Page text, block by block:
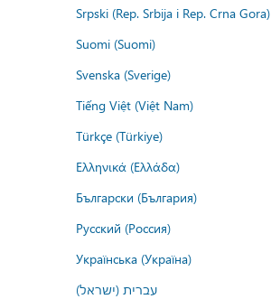
Srpski (Rep. Srbija i Rep. Crna Gora)
Suomi (Suomi)
Svenska (Sverige)
Tiếng Việt (Việt Nam)
Türkçe (Türkiye)
Ελληνικά (Ελλάδα)
Български (България)
Русский (Россия)
Українська (Україна)
עברית (ישראל)